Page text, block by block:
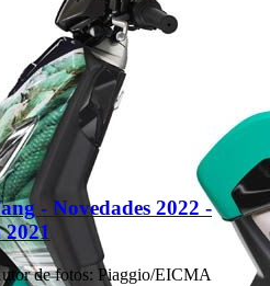
- Novedades 2022 -
de fotos: Piaggio/EICMA